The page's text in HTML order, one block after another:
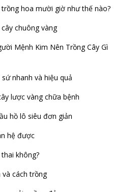
hoa mười giờ như thế nào?
chuông vàng
Mệnh Kim Nên Trồng Cây Gì
nhanh và hiệu quả
lược vàng chữa bệnh
hồ lô siêu đơn giản
hệ được
không?
và cách trồng